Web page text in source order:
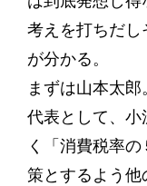
考えを打ちだし
が分かる。
まずは山本太
代表として、
く「消費税率
策とするよう他